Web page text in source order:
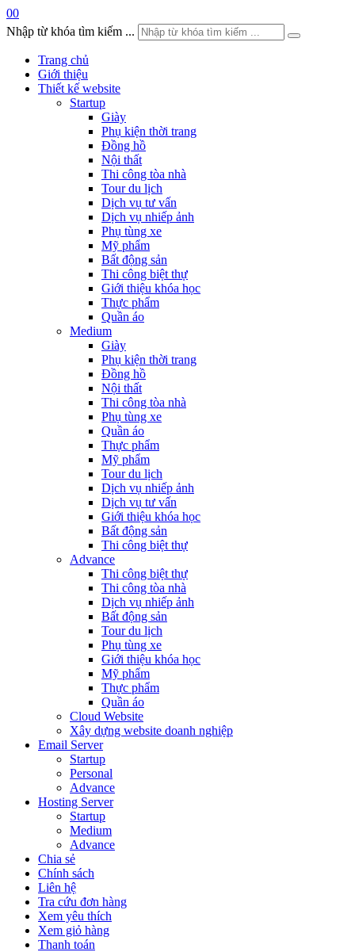
00
Nhập từ khóa tìm kiếm ...
Trang chủ
Giới thiệu
Thiết kế website
Startup
Giày
Phụ kiện thời trang
Đồng hồ
Nội thất
Thi công tòa nhà
Tour du lịch
Dịch vụ tư vấn
Dịch vụ nhiếp ảnh
Phụ tùng xe
Mỹ phẩm
Bất động sản
Thi công biệt thự
Giới thiệu khóa học
Thực phẩm
Quần áo
Medium
Giày
Phụ kiện thời trang
Đồng hồ
Nội thất
Thi công tòa nhà
Phụ tùng xe
Quần áo
Thực phẩm
Mỹ phẩm
Tour du lịch
Dịch vụ nhiếp ảnh
Dịch vụ tư vấn
Giới thiệu khóa học
Bất động sản
Thi công biệt thự
Advance
Thi công biệt thự
Thi công tòa nhà
Dịch vụ nhiếp ảnh
Bất động sản
Tour du lịch
Phụ tùng xe
Giới thiệu khóa học
Mỹ phẩm
Thực phẩm
Quần áo
Cloud Website
Xây dựng website doanh nghiệp
Email Server
Startup
Personal
Advance
Hosting Server
Startup
Medium
Advance
Chia sẻ
Chính sách
Liên hệ
Tra cứu đơn hàng
Xem yêu thích
Xem giỏ hàng
Thanh toán